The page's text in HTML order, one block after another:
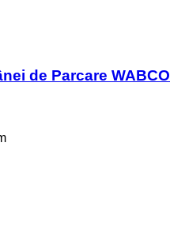
de Parcare WABCO